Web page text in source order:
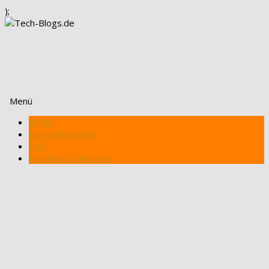
);
Menü
Zum
Inhalt
springen
Artikel
Blog registrieren
FAQ
Produkte & Review